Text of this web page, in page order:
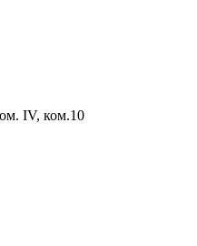
IV, ком.10